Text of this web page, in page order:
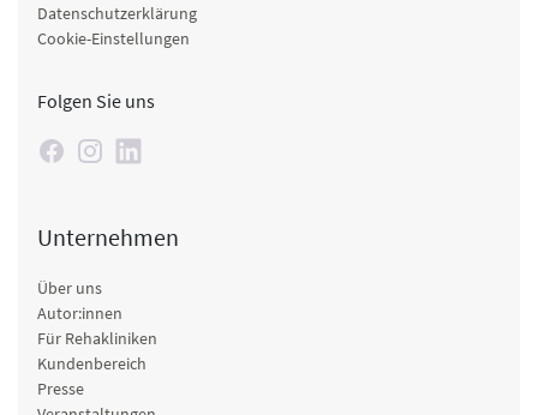
Datenschutzerklärung
Cookie-Einstellungen
Folgen Sie uns
Unternehmen
Über uns
Autor:innen
Für Rehakliniken
Kundenbereich
Presse